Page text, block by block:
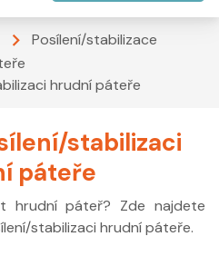
Posílení/stabilizace
hrudní páteře
stabilizaci
páteře
hrudní páteř? Zde najdete
stabilizaci hrudní páteře.